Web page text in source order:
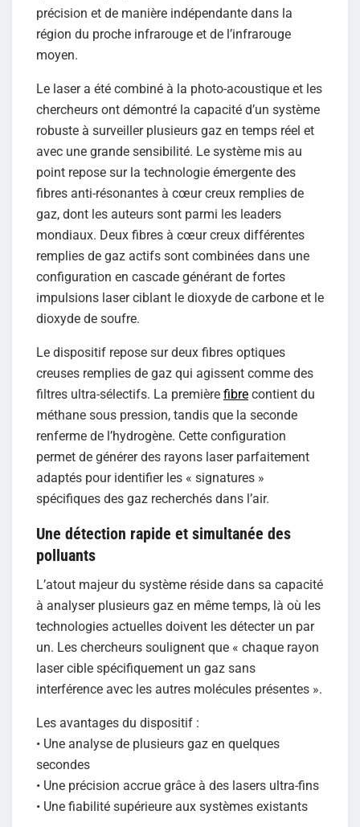
précision et de manière indépendante dans la
région du proche infrarouge et de l’infrarouge
moyen.
Le laser a été combiné à la photo-acoustique et les
chercheurs ont démontré la capacité d’un système
robuste à surveiller plusieurs gaz en temps réel et
avec une grande sensibilité. Le système mis au
point repose sur la technologie émergente des
fibres anti-résonantes à cœur creux remplies de
gaz, dont les auteurs sont parmi les leaders
mondiaux. Deux fibres à cœur creux différentes
remplies de gaz actifs sont combinées dans une
configuration en cascade générant de fortes
impulsions laser ciblant le dioxyde de carbone et le
dioxyde de soufre.
Le dispositif repose sur deux fibres optiques
creuses remplies de gaz qui agissent comme des
filtres ultra-sélectifs. La première fibre contient du
méthane sous pression, tandis que la seconde
renferme de l’hydrogène. Cette configuration
permet de générer des rayons laser parfaitement
adaptés pour identifier les « signatures »
spécifiques des gaz recherchés dans l’air.
Une détection rapide et simultanée des
polluants
L’atout majeur du système réside dans sa capacité
à analyser plusieurs gaz en même temps, là où les
technologies actuelles doivent les détecter un par
un. Les chercheurs soulignent que « chaque rayon
laser cible spécifiquement un gaz sans
interférence avec les autres molécules présentes ».
Les avantages du dispositif :
• Une analyse de plusieurs gaz en quelques
secondes
• Une précision accrue grâce à des lasers ultra-fins
• Une fiabilité supérieure aux systèmes existants